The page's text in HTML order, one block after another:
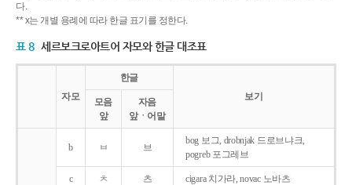
다.
** x는 개별 용례에 따라 한글 표기를 정한다.
표 8 세르보크로아트어 자모와 한글 대조표
자모
한글
보기
모음
앞
자음
앞ㆍ어말
b ㅂ 브
bog 보그, drobnjak 드로브냐크,
pogreb 포그레브
c ㅊ 츠 cigara 치가라, novac 노바츠